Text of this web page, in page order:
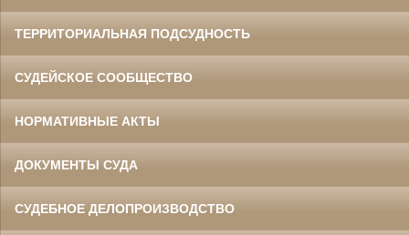
ТЕРРИТОРИАЛЬНАЯ ПОДСУДНОСТЬ
СУДЕЙСКОЕ СООБЩЕСТВО
НОРМАТИВНЫЕ АКТЫ
ДОКУМЕНТЫ СУДА
СУДЕБНОЕ ДЕЛОПРОИЗВОДСТВО